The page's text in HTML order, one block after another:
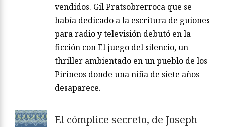
vendidos. Gil Pratsobrerroca que se
había dedicado a la escritura de guiones
para radio y televisión debutó en la
ficción con El juego del silencio, un
thriller ambientado en un pueblo de los
Pirineos donde una niña de siete años
desaparece.
El cómplice secreto, de Joseph